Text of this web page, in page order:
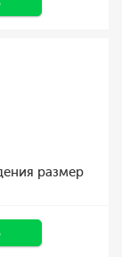
размер